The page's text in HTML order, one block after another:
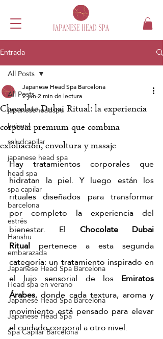
Entrada
All Posts
japaneseheadspa
hairspa
saludcapilar
japanese head spa
head spa
spa capilar
barcelona
estrés
Hanshu
embarazada
Japanese Head Spa Barcelona
Head spa en verano
Japanese Head Spa Barcelona
Japanese Head Spa
Spa Capilar Barcelona
All Posts
Chocolate Dubai Ritual: la experiencia
corporal premium que combina
exfoliación, envoltura y masaje
Japanese Head Spa Barcelona
2 jun2 min de lectura
Hay tratamientos corporales que
hidratan la piel. Y luego están los
rituales diseñados para transformar
por completo la experiencia del
bienestar. El Chocolate Dubai
Ritual pertenece a esta segunda
categoría: un tratamiento inspirado en
el lujo sensorial de los Emiratos
Árabes, donde cada textura, aroma y
movimiento está pensado para elevar
el cuidado corporal a otro nivel.